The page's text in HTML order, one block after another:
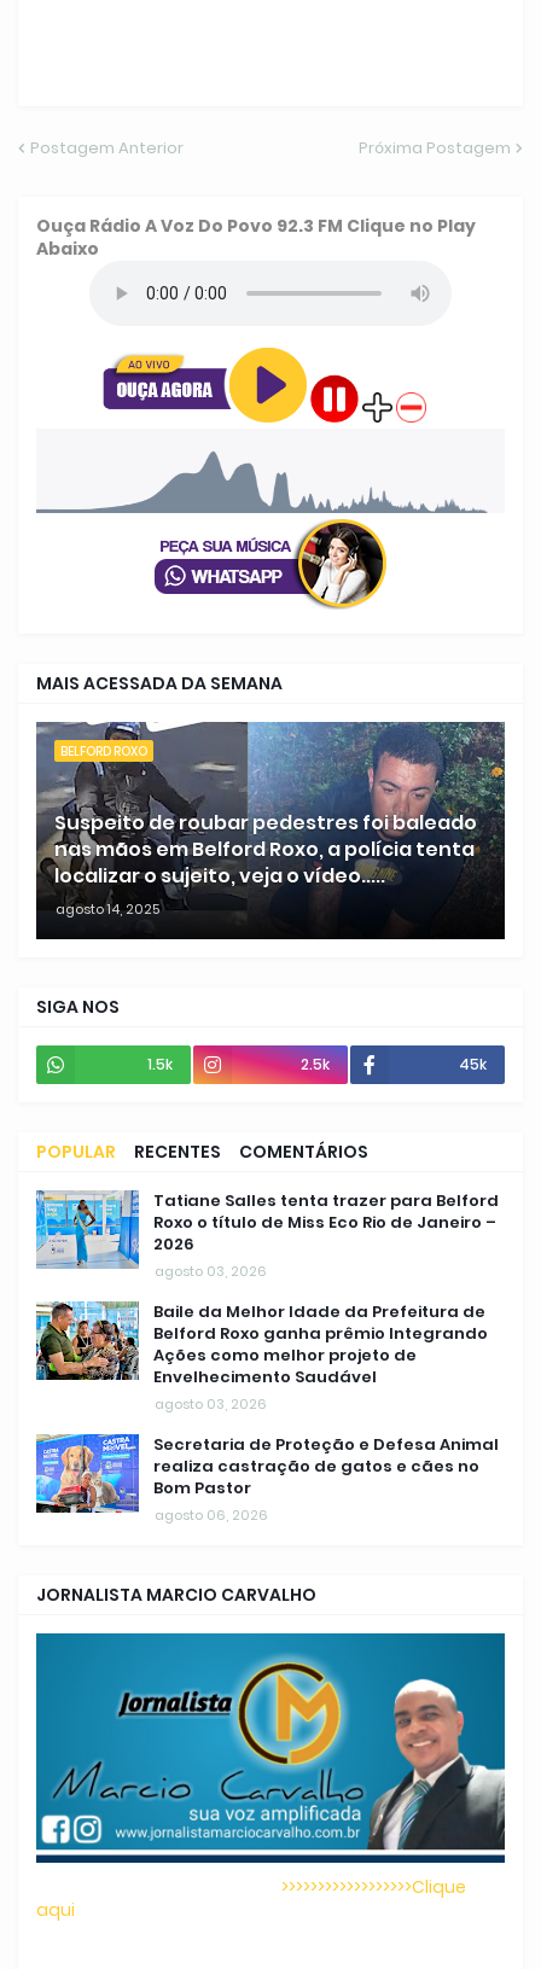
Postagem Anterior Próxima Postagem
Ouça Rádio A Voz Do Povo 92.3 FM Clique no Play
Abaixo
MAIS ACESSADA DA SEMANA
BELFORD ROXO
Suspeito de roubar pedestres foi baleado
nas mãos em Belford Roxo, a polícia tenta
localizar o sujeito, veja o vídeo.....
agosto 14, 2025
SIGA NOS
1.5k 2.5k 45k
POPULAR RECENTES COMENTÁRIOS
Tatiane Salles tenta trazer para Belford
Roxo o título de Miss Eco Rio de Janeiro –
2026
agosto 03, 2026
Baile da Melhor Idade da Prefeitura de
Belford Roxo ganha prêmio Integrando
Ações como melhor projeto de
Envelhecimento Saudável
agosto 03, 2026
Secretaria de Proteção e Defesa Animal
realiza castração de gatos e cães no
Bom Pastor
agosto 06, 2026
JORNALISTA MARCIO CARVALHO
>>>>>>>>>>>>>>>>>>Clique
aqui